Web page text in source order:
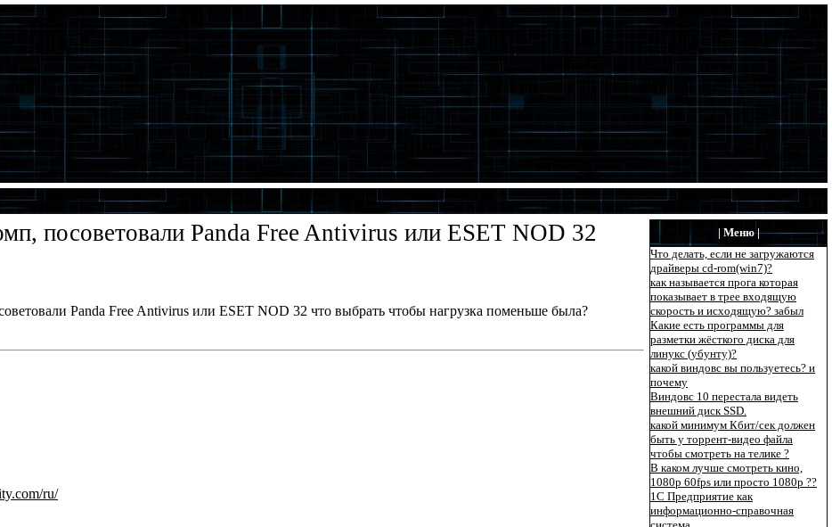
посоветовали Panda Free Antivirus или ESET NOD 32
Panda Free Antivirus или ESET NOD 32 что выбрать чтобы нагрузка поменьше была?
ru/
| Меню |
Что делать, если не загружаются
драйверы cd-rom(win7)?
как называется прога которая
показывает в трее входящую
скорость и исходящую? забыл
Какие есть программы для
разметки жёсткого диска для
линукс (убунту)?
какой виндовс вы пользуетесь? и
почему
Виндовс 10 перестала видеть
внешний диск SSD.
какой минимум Кбит/сек должен
быть у торрент-видео файла
чтобы смотреть на телике ?
В каком лучше смотреть кино,
1080p 60fps или просто 1080p ??
1C Предприятие как
информационно-справочная